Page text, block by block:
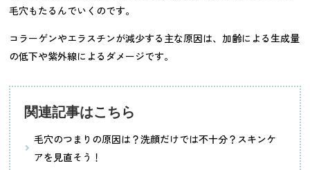
毛穴もたるんでいくのです。
コラーゲンやエラスチンが減少する主な原因は、加齢による生成量
の低下や紫外線によるダメージです。
関連記事はこちら
毛穴のつまりの原因は？洗顔だけでは不十分？スキンケ
アを見直そう！